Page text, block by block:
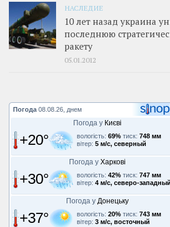
НАСЛЕДИЕ
10 лет назад украина
последнюю
ракету
05.01.2012
Погода 08.08.26, днем
Погода у Києві
+20° вологість: 69% тиск: 748 мм
вітер: 5 м/с, северный
Погода у Харкові
+30° вологість: 42% тиск: 747 мм
вітер: 4 м/с, северо-западный
Погода у Донецьку
+37° вологість: 20% тиск: 743 мм
вітер: 3 м/с, восточный